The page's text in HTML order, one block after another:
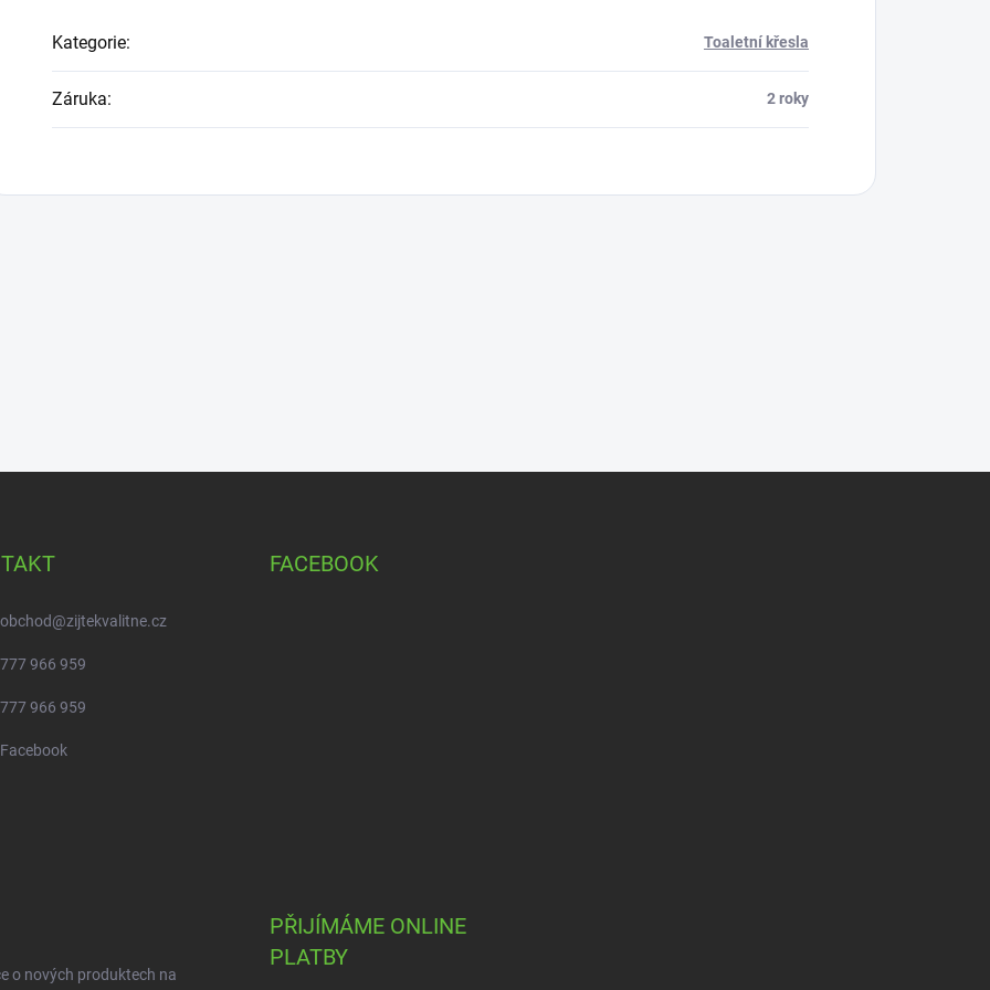
Kategorie: Toaletní křesla
Záruka: 2 roky
obchod@zijtekvalitne.cz
777 966 959
777 966 959
Facebook
FACEBOOK
o nových produktech na
PŘIJÍMÁME ONLINE
PLATBY